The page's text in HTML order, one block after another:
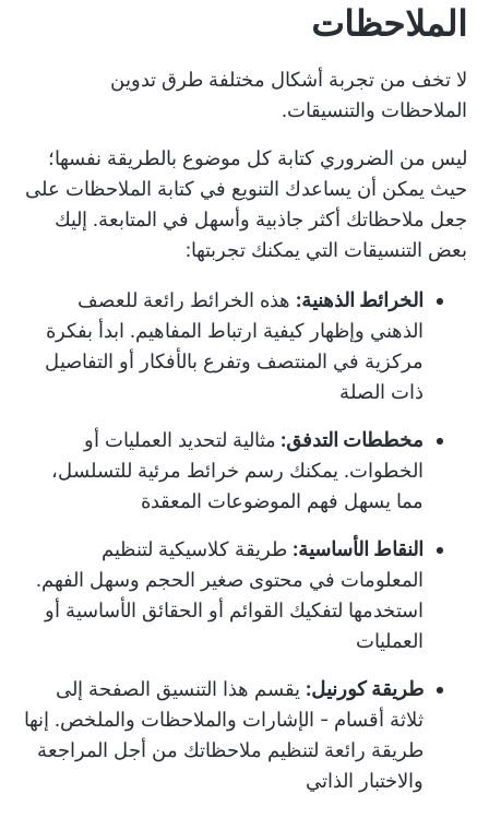
الملاحظات
لا تخف من تجربة أشكال مختلفة طرق تدوين
الملاحظات والتنسيقات.
ليس من الضروري كتابة كل موضوع بالطريقة نفسها؛
حيث يمكن أن يساعدك التنويع في كتابة الملاحظات على
جعل ملاحظاتك أكثر جاذبية وأسهل في المتابعة. إليك
بعض التنسيقات التي يمكنك تجربتها:
الخرائط الذهنية: هذه الخرائط رائعة للعصف
الذهني وإظهار كيفية ارتباط المفاهيم. ابدأ بفكرة
مركزية في المنتصف وتفرع بالأفكار أو التفاصيل
ذات الصلة
مخططات التدفق: مثالية لتحديد العمليات أو
الخطوات. يمكنك رسم خرائط مرئية للتسلسل،
مما يسهل فهم الموضوعات المعقدة
النقاط الأساسية: طريقة كلاسيكية لتنظيم
المعلومات في محتوى صغير الحجم وسهل الفهم.
استخدمها لتفكيك القوائم أو الحقائق الأساسية أو
العمليات
طريقة كورنيل: يقسم هذا التنسيق الصفحة إلى
ثلاثة أقسام - الإشارات والملاحظات والملخص. إنها
طريقة رائعة لتنظيم ملاحظاتك من أجل المراجعة
والاختبار الذاتي